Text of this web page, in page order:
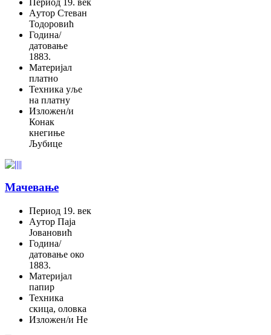
Aутор Стеван
Тодоровић
Година/
датовање
1883.
Материјал
платно
Техника уље
на платну
Изложен/и
Конак
кнегиње
Љубице
Мачевање
Период 19. век
Aутор Паја
Јовановић
Година/
датовање око
1883.
Материјал
папир
Техника
скица, оловка
Изложен/и Не